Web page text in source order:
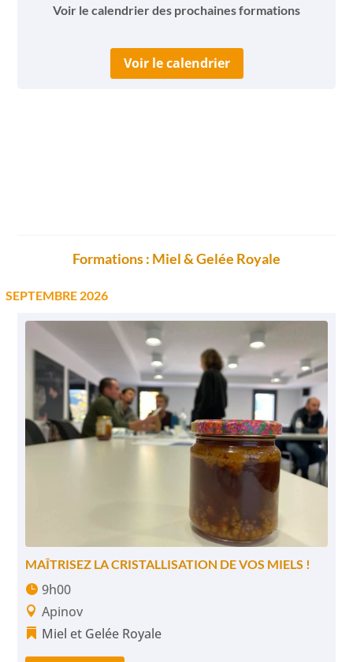
Voir le calendrier des prochaines formations
Voir le calendrier
Formations : Miel & Gelée Royale
SEPTEMBRE 2026
MAÎTRISEZ LA CRISTALLISATION DE VOS MIELS !
9h00
Apinov
Miel et Gelée Royale